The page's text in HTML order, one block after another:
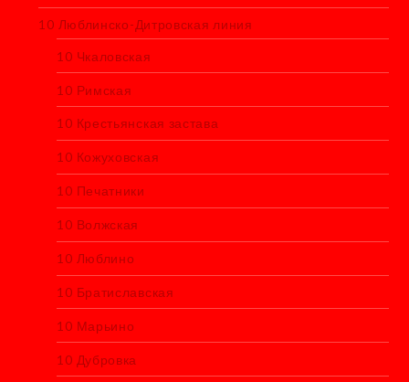
10 Люблинско-Дитровская линия
10 Чкаловская
10 Римская
10 Крестьянская застава
10 Кожуховская
10 Печатники
10 Волжская
10 Люблино
10 Братиславская
10 Марьино
10 Дубровка